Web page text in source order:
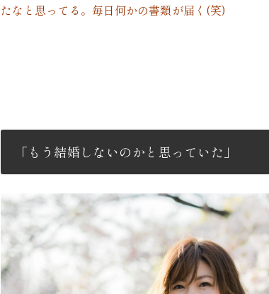
たなと思ってる。毎日何かの書類が届く(笑)
「もう結婚しないのかと思っていた」